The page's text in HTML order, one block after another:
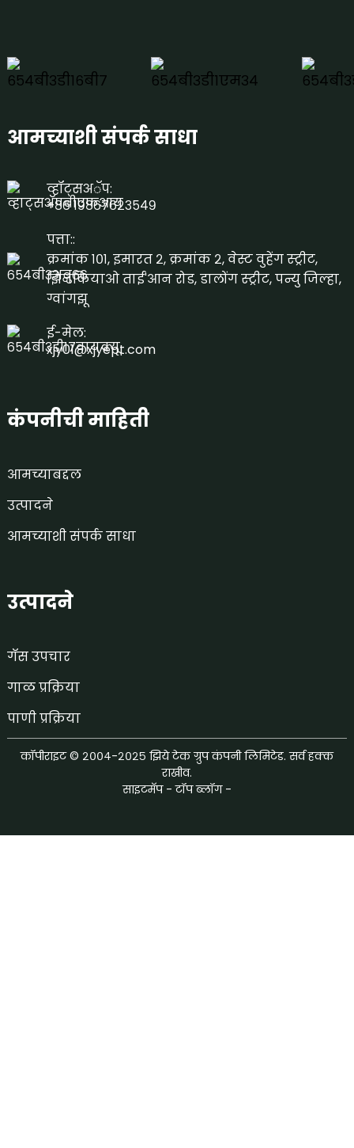
आमच्याशी संपर्क साधा
व्हॉट्सअॅप:
+८६ १९८६७६२३५४९
पत्ता::
क्रमांक १०१, इमारत २, क्रमांक २, वेस्ट वुहेंग स्ट्रीट,
झिनकियाओ ताई'आन रोड, डालोंग स्ट्रीट, पन्यु जिल्हा,
ग्वांगझू
ई-मेल:
xjy01@xjyept.com
कंपनीची माहिती
आमच्याबद्दल
उत्पादने
आमच्याशी संपर्क साधा
उत्पादने
गॅस उपचार
गाळ प्रक्रिया
पाणी प्रक्रिया
कॉपीराइट © २००४-२०२५ झिये टेक ग्रुप कंपनी लिमिटेड. सर्व हक्क
राखीव.
साइटमॅप-टॉप ब्लॉग -